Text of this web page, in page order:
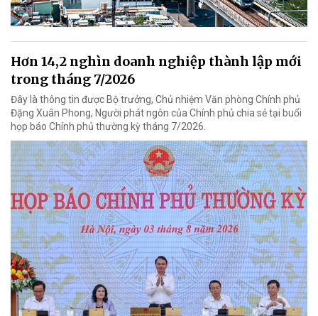
Hơn 14,2 nghìn doanh nghiệp thành lập mới
trong tháng 7/2026
Đây là thông tin được Bộ trưởng, Chủ nhiệm Văn phòng Chính phủ
Đặng Xuân Phong, Người phát ngôn của Chính phủ chia sẻ tại buổi
họp báo Chính phủ thường kỳ tháng 7/2026.